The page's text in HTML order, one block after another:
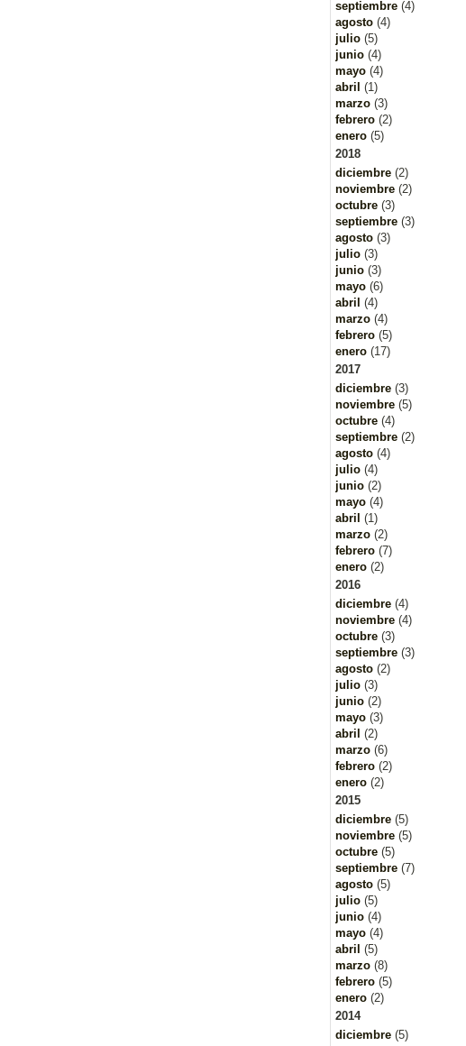
septiembre (4)
agosto (4)
julio (5)
junio (4)
mayo (4)
abril (1)
marzo (3)
febrero (2)
enero (5)
2018
diciembre (2)
noviembre (2)
octubre (3)
septiembre (3)
agosto (3)
julio (3)
junio (3)
mayo (6)
abril (4)
marzo (4)
febrero (5)
enero (17)
2017
diciembre (3)
noviembre (5)
octubre (4)
septiembre (2)
agosto (4)
julio (4)
junio (2)
mayo (4)
abril (1)
marzo (2)
febrero (7)
enero (2)
2016
diciembre (4)
noviembre (4)
octubre (3)
septiembre (3)
agosto (2)
julio (3)
junio (2)
mayo (3)
abril (2)
marzo (6)
febrero (2)
enero (2)
2015
diciembre (5)
noviembre (5)
octubre (5)
septiembre (7)
agosto (5)
julio (5)
junio (4)
mayo (4)
abril (5)
marzo (8)
febrero (5)
enero (2)
2014
diciembre (5)